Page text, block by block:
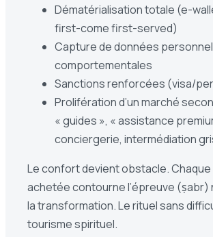
Dématérialisation totale (e-
first-come first-served)
Capture de données
comportementales
Sanctions renforcées (visa/
Prolifération d’un marché
« guides », « assistance
conciergerie, intermédiation
Le confort devient obstacle.
achetée contourne l’épreuve (ṣabr)
la transformation. Le rituel sans
tourisme spirituel.